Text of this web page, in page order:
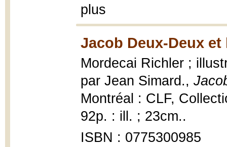
plus
Jacob Deux-Deux et
Mordecai Richler ;
par Jean Simard.,
Montréal : CLF,
92p. : ill. ; 23cm..
ISBN : 0775300985